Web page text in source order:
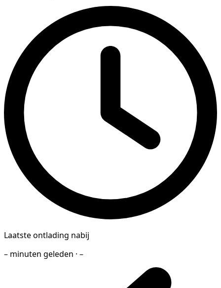
Laatste ontlading nabij
– minuten geleden · –